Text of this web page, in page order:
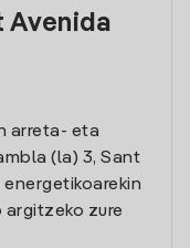
Avenida
arreta- eta
(la) 3, Sant
zure